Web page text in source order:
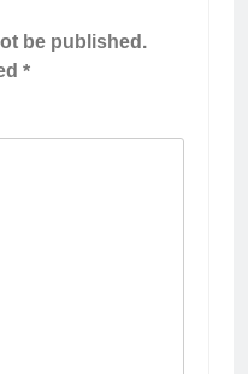
be published.
*